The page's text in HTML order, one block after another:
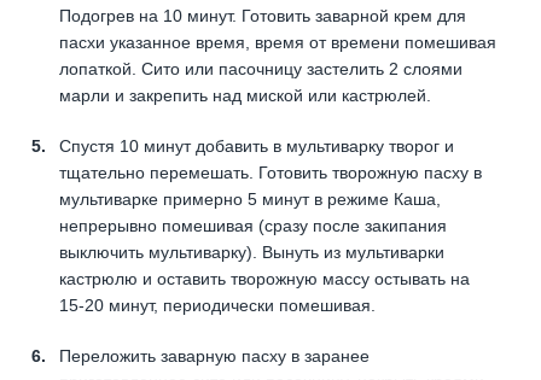
Подогрев на 10 минут. Готовить заварной крем для
пасхи указанное время, время от времени помешивая
лопаткой. Сито или пасочницу застелить 2 слоями
марли и закрепить над миской или кастрюлей.
Спустя 10 минут добавить в мультиварку творог и
тщательно перемешать. Готовить творожную пасху в
мультиварке примерно 5 минут в режиме Каша,
непрерывно помешивая (сразу после закипания
выключить мультиварку). Вынуть из мультиварки
кастрюлю и оставить творожную массу остывать на
15-20 минут, периодически помешивая.
Переложить заварную пасху в заранее